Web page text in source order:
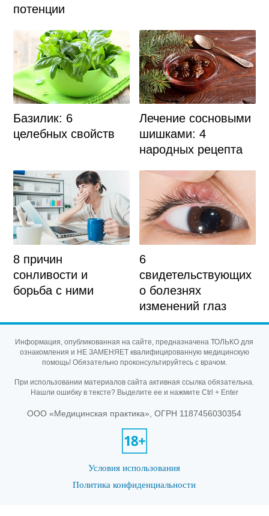
потенции
Базилик: 6
целебных свойств
Лечение сосновыми
шишками: 4
народных рецепта
8 причин
сонливости и
борьба с ними
6
свидетельствующих
о болезнях
изменений глаз
Информация, опубликованная на сайте, предназначена ТОЛЬКО для
ознакомления и НЕ ЗАМЕНЯЕТ квалифицированную медицинскую
помощь! Обязательно проконсультируйтесь с врачом.
При использовании материалов сайта активная ссылка обязательна.
Нашли ошибку в тексте? Выделите ее и нажмите Ctrl + Enter
ООО «Медицинская практика», ОГРН 1187456030354
Условия использования
Политика конфиденциальности